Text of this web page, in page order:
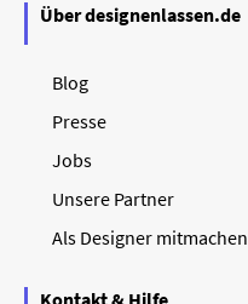
Über designenlassen.de
Blog
Presse
Jobs
Unsere Partner
Als Designer mitmachen
Kontakt & Hilfe